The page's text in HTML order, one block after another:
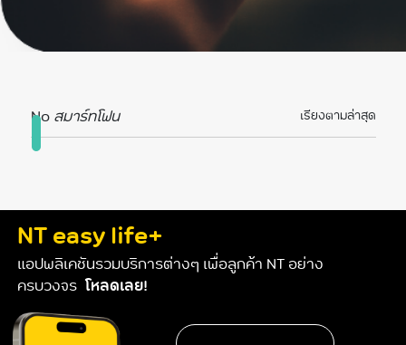
Noสมาร์ทโฟน เรียงตามล่าสุด
NT easy life+
แอปพลิเคชันรวมบริการต่างๆ เพื่อลูกค้า NT อย่าง
ครบวงจร โหลดเลย!